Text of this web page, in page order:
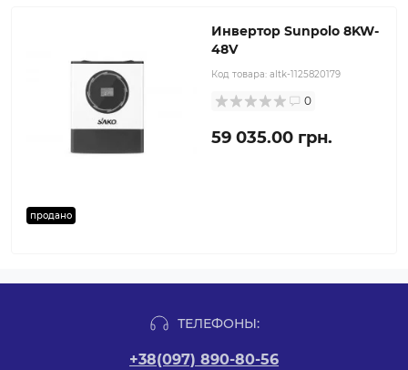
продано
Инвертор Sunpolo 8KW-
48V
Код товара: altk-1125820179
0
59 035.00 грн.
ТЕЛЕФОНЫ:
+38(097) 890-80-56